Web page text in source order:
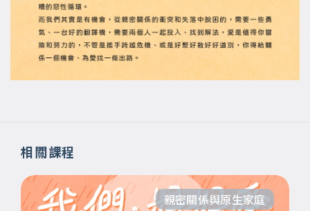
相關課程
親密關係與原生家庭